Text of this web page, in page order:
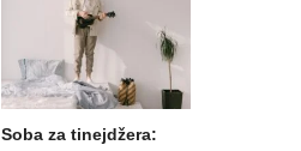
Soba za tinejdžera: